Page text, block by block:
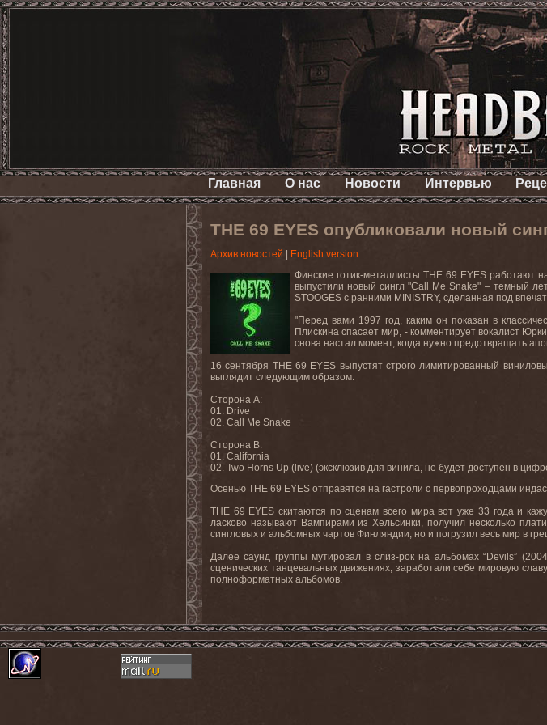
Главная О нас Новости Интервью
THE 69 EYES опубликовали новый
Архив новостей
English version
Финские готик-металлисты THE 69 EYES работают
выпустили новый сингл "Call Me Snake" – темный
STOOGES с ранними MINISTRY, сделанная под
"Перед вами 1997 год, каким он показан в
Плискина спасает мир, - комментирует вокалист
снова настал момент, когда нужно предотвращать
16 сентября THE 69 EYES выпустят строго лимитированный
выглядит следующим образом:
Сторона A:
01. Drive
02. Call Me Snake
Сторона B:
01. California
02. Two Horns Up (live) (эксклюзив для винила, не будет доступен в
Осенью THE 69 EYES отправятся на гастроли с первопроходцами
THE 69 EYES скитаются по сценам всего мира вот уже 33 года и
ласково называют Вампирами из Хельсинки, получил несколько
сингловых и альбомных чартов Финляндии, но и погрузил весь мир в
Далее саунд группы мутировал в слиз-рок на альбомах “Devils”
сценических танцевальных движениях, заработали себе мировую
полноформатных альбомов.